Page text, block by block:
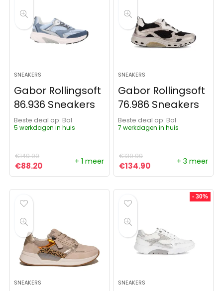
SNEAKERS
Gabor Rollingsoft
86.936 Sneakers
Beste deal op:
Bol
5 werkdagen in huis
€149.99
Oorspronkelijke prijs was: €149.99.
€88.20Huidige prijs is: €88.20.
+ 1 meer
SNEAKERS
Gabor Rollingsoft
76.986 Sneakers
Beste deal op:
Bol
7 werkdagen in huis
€139.99
Oorspronkelijke prijs was:
€134.90Huidige prijs is:
+ 3 meer
SNEAKERS
- 30%
SNEAKERS